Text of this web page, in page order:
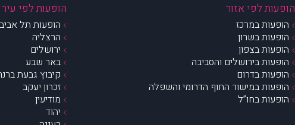
הופעות לפי אזור
הופעות במרכז
הופעות בשרון
הופעות בצפון
הופעות בירושלים והסביבה
הופעות בדרום
הופעות במישור החוף הדרומי והשפלה
הופעות בחו”ל
הופעות לפי עיר
הופעות תל
הרצליה
ירושלים
באר שבע
קיבוץ גבעת
זכרון יעקב
מודיעין
יהוד